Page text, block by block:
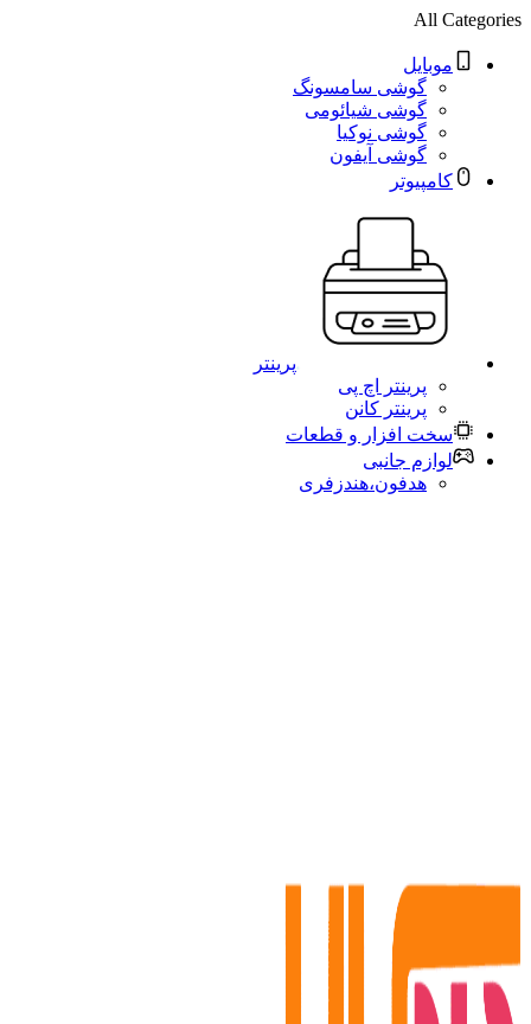
All Categories
موبایل
گوشی سامسونگ
گوشی شیائومی
گوشی نوکیا
گوشی آیفون
کامپیوتر
پرینتر
پرینتر اچ پی
پرینتر کانن
سخت افزار و قطعات
لوازم جانبی
هدفون،هندزفری